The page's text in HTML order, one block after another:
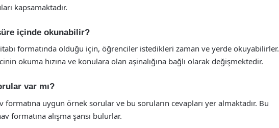
kapsamaktadır.
içinde okunabilir?
formatında olduğu için, öğrenciler istedikleri zaman ve yerde okuyabilirler.
okuma hızına ve konulara olan aşinalığına bağlı olarak değişmektedir.
var mı?
formatına uygun örnek sorular ve bu soruların cevapları yer almaktadır. Bu
formatına alışma şansı bulurlar.